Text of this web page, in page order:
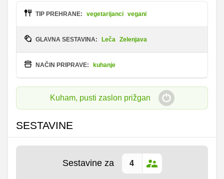
TIP PREHRANE: vegetarijanci vegani
GLAVNA SESTAVINA: Leča Zelenjava
NAČIN PRIPRAVE: kuhanje
Kuham, pusti zaslon prižgan
SESTAVINE
Sestavine za